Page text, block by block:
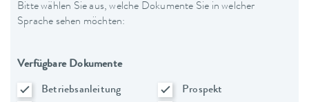
Bitte wählen Sie aus, welche Dokumente Sie in welcher
Sprache sehen möchten:
Verfügbare Dokumente
Betriebsanleitung
Prospekt